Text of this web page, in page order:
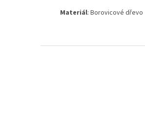
Materiál: Borovicové dřevo